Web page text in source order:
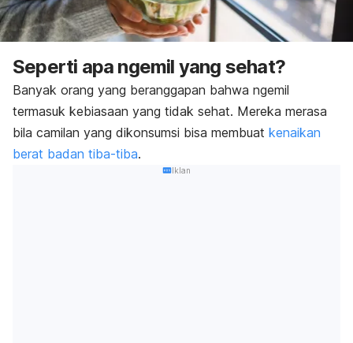
Seperti apa ngemil yang sehat?
Banyak orang yang beranggapan bahwa ngemil
termasuk kebiasaan yang tidak sehat. Mereka merasa
bila camilan yang dikonsumsi bisa membuat kenaikan
berat badan tiba-tiba.
Iklan